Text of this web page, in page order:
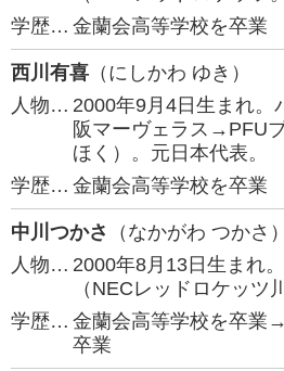
学歴… 金蘭会高等学校を卒業
西川有喜 （にしかわ ゆき）
人物… 2000年9月4日生まれ。
阪マーヴェラス→PFU
ほく）。元日本代表。
学歴… 金蘭会高等学校を卒業
中川つかさ
（なかがわ つかさ）
人物… 2000年8月13日生まれ
（NECレッドロケッツ
学歴… 金蘭会高等学校を卒業→
卒業